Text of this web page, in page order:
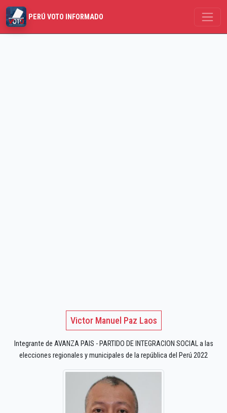
PERÚ VOTO INFORMADO
Victor Manuel Paz Laos
Integrante de AVANZA PAIS - PARTIDO DE INTEGRACION SOCIAL a las
elecciones regionales y municipales de la república del Perú 2022